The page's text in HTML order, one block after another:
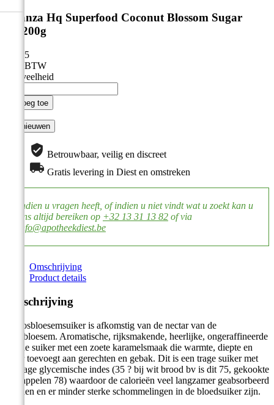
Vitanza Hq Superfood Coconut Blossom Sugar
Bio200g
€ 9,95
Incl. BTW
Hoeveelheid
Voeg toe
Betrouwbaar, veilig en discreet
Gratis levering in Diest en omstreken
Indien u vragen heeft, of indien u niet vindt wat u zoekt kan u
ons altijd bereiken op +32 13 31 13 82 of via
info@apotheekdiest.be
Omschrijving
Product details
Omschrijving
Kokosbloesemsuiker is afkomstig van de nectar van de
koksbloesem. Aromatische, rijksmakende, heerlijke, ongeraffineerde
bruine suiker met een zoete karamelsmaak die warmte, diepte en
kleur toevoegt aan gerechten en gebak. Dit is een trage suiker met
een lage glycemische indes (35 ? bij wit brood bv is dit 75, gekookte
aardappelen 78) waardoor de calorieën veel langzamer geabsorbeerd
worden en er minder sterke schommelingen in de bloedsuiker zijn.